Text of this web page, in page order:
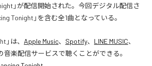
」が配信開始された。今回デジタル配信さ
Tonight」を含む全1曲となっている。
」は、 Apple Music、 Spotify、 LINE MUSIC、
音楽配信サービスで聴くことができる。